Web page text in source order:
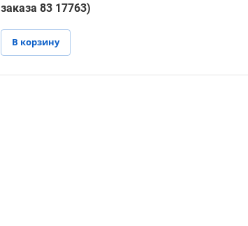
заказа 83 17763)
В корзину